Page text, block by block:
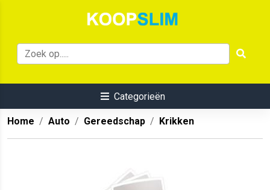
Categorieën
Home Auto Gereedschap Krikken